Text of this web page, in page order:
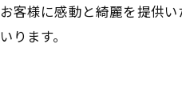
客様に感動と綺麗を提供
ます。